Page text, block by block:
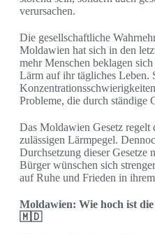
verursachen.
Die gesellschaftliche
Moldawien hat sich in den
mehr Menschen beklagen
Lärm auf ihr tägliches Leben.
Probleme, die durch ständige
Das Moldawien Gesetz regelt
zulässigen Lärmpegel.
Durchsetzung dieser Gesetze
Bürger wünschen sich
auf Ruhe und Frieden in
Moldawien: Wie hoch ist
🇲🇩